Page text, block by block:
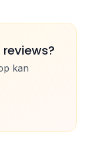
kan